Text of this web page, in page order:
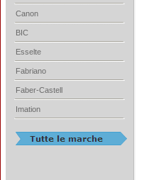
Canon
BIC
Esselte
Fabriano
Faber-Castell
Imation